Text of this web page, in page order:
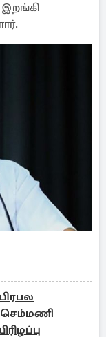
செம்மணி